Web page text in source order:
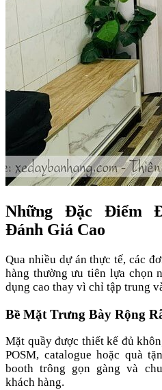
Những Đặc Điểm
Đánh Giá Cao
Qua nhiều dự án thực tế, các
hàng thường ưu tiên lựa chọn
dụng cao thay vì chỉ tập trung
Bề Mặt Trưng Bày Rộng
Mặt quầy được thiết kế đủ
POSM, catalogue hoặc quà
booth trông gọn gàng và
khách hàng.